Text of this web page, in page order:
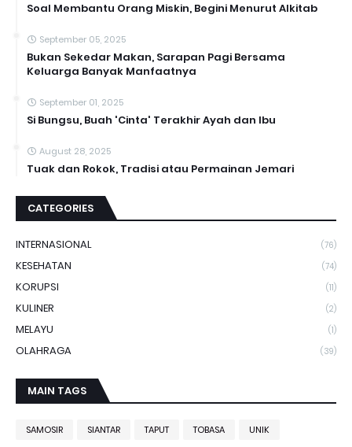
Soal Membantu Orang Miskin, Begini Menurut Alkitab
September 05, 2025
Bukan Sekedar Makan, Sarapan Pagi Bersama
Keluarga Banyak Manfaatnya
September 01, 2025
Si Bungsu, Buah 'Cinta' Terakhir Ayah dan Ibu
August 28, 2025
Tuak dan Rokok, Tradisi atau Permainan Jemari
CATEGORIES
INTERNASIONAL (76)
KESEHATAN (74)
KORUPSI (11)
KULINER (2)
MELAYU (1)
OLAHRAGA (39)
MAIN TAGS
SAMOSIR SIANTAR TAPUT TOBASA UNIK